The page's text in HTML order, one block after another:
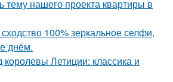
тему нашего проекта квартиры в
100% зеркальное селфи,
днём.
Летиции: классика и